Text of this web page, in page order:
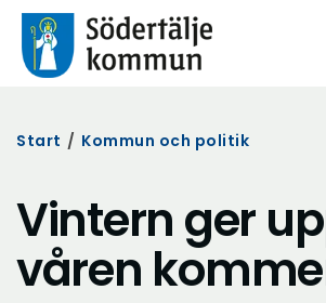
Start / Kommun och politik
Vintern ger
våren